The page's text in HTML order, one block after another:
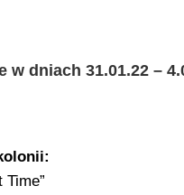
w dniach 31.01.22 –
Time”